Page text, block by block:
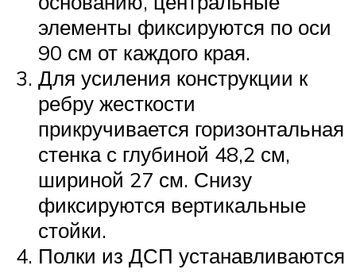
элементы фиксируются по оси
90 см от каждого края.
Для усиления конструкции к
ребру жесткости
прикручивается горизонтальная
стенка с глубиной 48,2 см,
шириной 27 см. Снизу
фиксируются вертикальные
стойки.
Полки из ДСП устанавливаются